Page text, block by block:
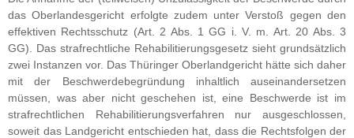
das Oberlandesgericht erfolgte zudem unter Verstoß gegen den
effektiven Rechtsschutz (Art. 2 Abs. 1 GG i. V. m. Art. 20 Abs. 3
GG). Das strafrechtliche Rehabilitierungsgesetz sieht grundsätzlich
zwei Instanzen vor. Das Thüringer Oberlandgericht hätte sich daher
mit der Beschwerdebegründung inhaltlich auseinandersetzen
müssen, was aber nicht geschehen ist, eine Beschwerde ist im
strafrechtlichen Rehabilitierungsverfahren nur ausgeschlossen,
soweit das Landgericht entschieden hat, dass die Rechtsfolgen der